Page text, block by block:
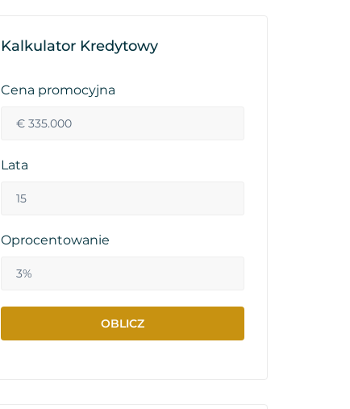
Kalkulator Kredytowy
Cena promocyjna
Lata
Oprocentowanie